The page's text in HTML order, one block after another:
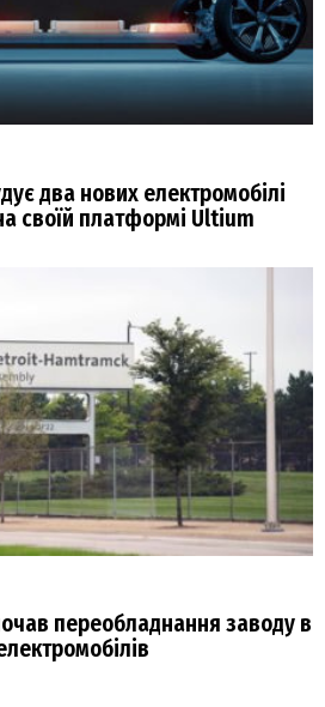
два нових електромобілі
своїй платформі Ultium
переобладнання заводу в